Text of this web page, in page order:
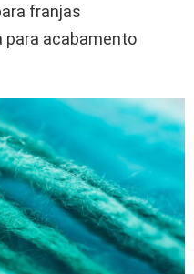
franjas
para acabamento